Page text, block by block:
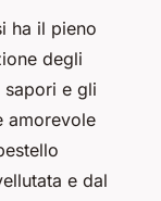
ha il pieno
degli
sapori e gli
amorevole
e dal